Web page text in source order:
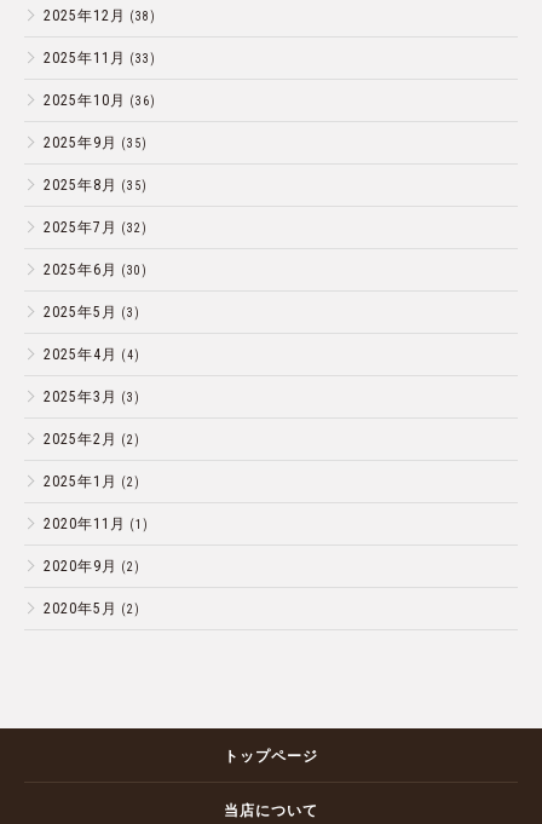
2025年12月 (38)
2025年11月 (33)
2025年10月 (36)
2025年9月 (35)
2025年8月 (35)
2025年7月 (32)
2025年6月 (30)
2025年5月 (3)
2025年4月 (4)
2025年3月 (3)
2025年2月 (2)
2025年1月 (2)
2020年11月 (1)
2020年9月 (2)
2020年5月 (2)
トップページ
当店について